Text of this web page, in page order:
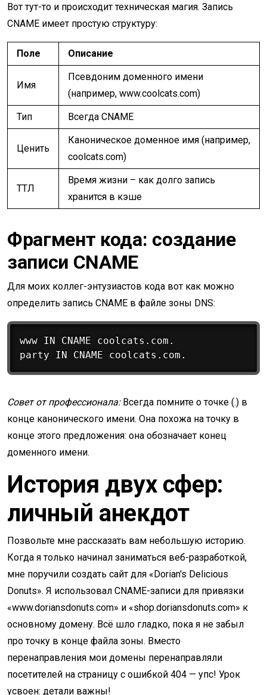
Вот тут-то и происходит техническая магия. Запись
CNAME имеет простую структуру:
Поле Описание
Имя
Псевдоним доменного имени
(например, www.coolcats.com)
Тип Всегда CNAME
Ценить
Каноническое доменное имя (например,
coolcats.com)
ТТЛ
Время жизни – как долго запись
хранится в кэше
Фрагмент кода: создание
записи CNAME
Для моих коллег-энтузиастов кода вот как можно
определить запись CNAME в файле зоны DNS:
www IN CNAME coolcats.com.
Совет от профессионала:Всегда помните о точке (.) в
конце канонического имени. Она похожа на точку в
конце этого предложения: она обозначает конец
доменного имени.
История двух сфер:
личный анекдот
Позвольте мне рассказать вам небольшую историю.
Когда я только начинал заниматься веб-разработкой,
мне поручили создать сайт для «Dorian's Delicious
Donuts». Я использовал CNAME-записи для привязки
«www.doriansdonuts.com» и «shop.doriansdonuts.com» к
основному домену. Всё шло гладко, пока я не забыл
про точку в конце файла зоны. Вместо
перенаправления мои домены перенаправляли
посетителей на страницу с ошибкой 404 — упс! Урок
усвоен: детали важны!